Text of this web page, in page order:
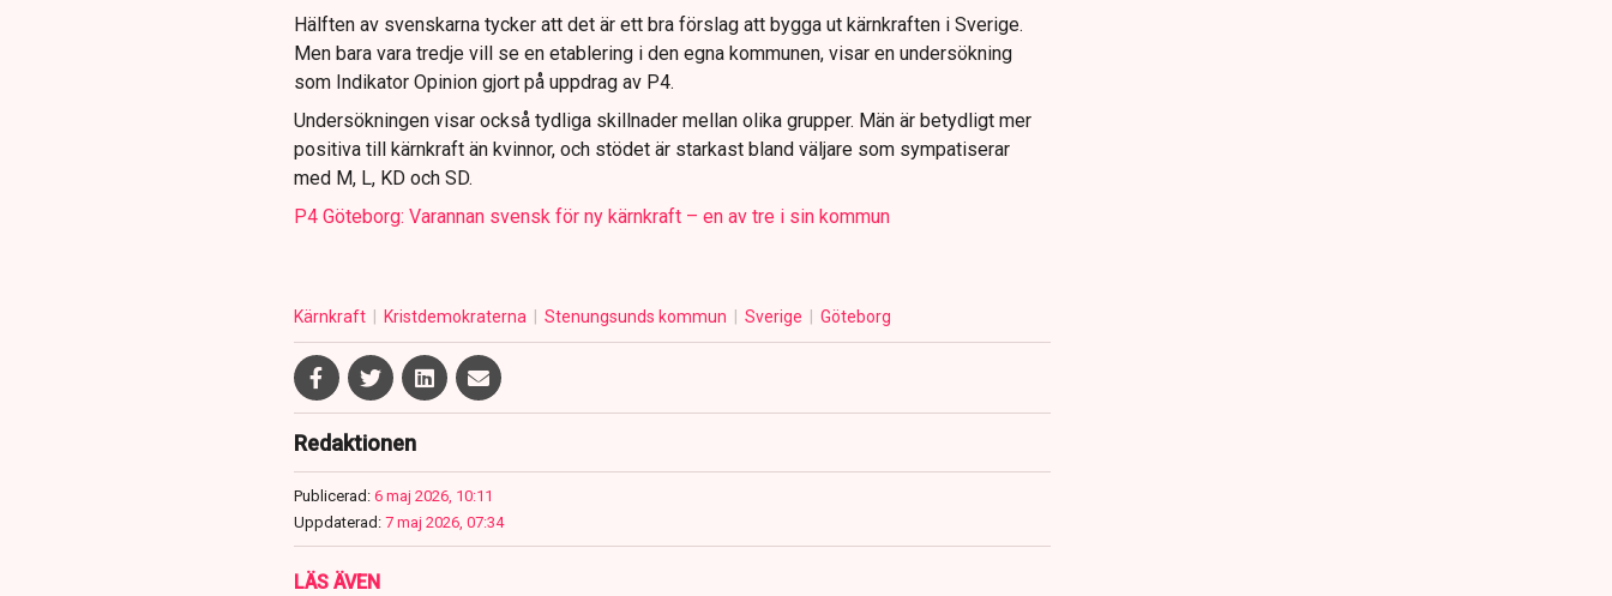
Hälften av svenskarna tycker att det är ett bra förslag att bygga ut kärnkraften i Sverige.
Men bara vara tredje vill se en etablering i den egna kommunen, visar en undersökning
som Indikator Opinion gjort på uppdrag av P4.
Undersökningen visar också tydliga skillnader mellan olika grupper. Män är betydligt mer
positiva till kärnkraft än kvinnor, och stödet är starkast bland väljare som sympatiserar
med M, L, KD och SD.
P4 Göteborg: Varannan svensk för ny kärnkraft – en av tre i sin kommun
Kärnkraft Kristdemokraterna Stenungsunds kommun Sverige Göteborg
Redaktionen
Publicerad: 6 maj 2026, 10:11
Uppdaterad: 7 maj 2026, 07:34
LÄS ÄVEN